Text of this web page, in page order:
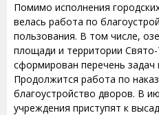
Помимо исполнения
велась работа по
пользования. В том числе,
площади и территории
сформирован перечень задач
Продолжится работа по
благоустройство дворов. В
учреждения приступят к